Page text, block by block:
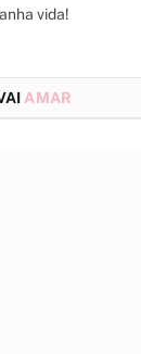
vida!
AMAR